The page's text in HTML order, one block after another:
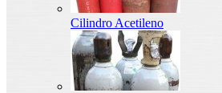
Cilindro Acetileno